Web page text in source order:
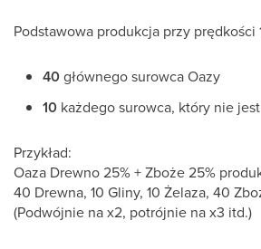
Podstawowa produkcja przy prędkości
40głównego surowca Oazy
10 każdego surowca, który nie
Przykład:
Oaza Drewno 25% + Zboże 25%
40 Drewna, 10 Gliny, 10 Żelaza, 40
(Podwójnie na x2, potrójnie na x3 itd.)